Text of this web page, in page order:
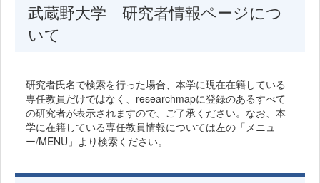
武蔵野大学 研究者情報ページにつ
いて
研究者氏名で検索を行った場合、本学に現在在籍している
専任教員だけではなく、researchmapに登録のあるすべて
の研究者が表示されますので、ご了承ください。なお、本
学に在籍している専任教員情報については左の「メニュ
ー/MENU」より検索ください。